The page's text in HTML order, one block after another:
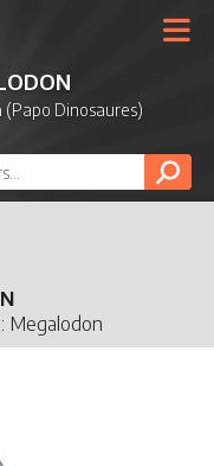
(Papo Dinosaures)
Megalodon